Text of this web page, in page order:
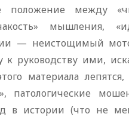
положение между
мышления,
— неистощимый
к руководству ими,
материала
патологические
в истории (что не